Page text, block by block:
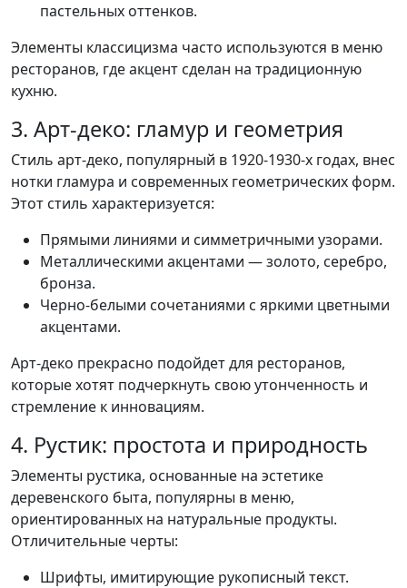
пастельных оттенков.
Элементы классицизма часто используются в меню
ресторанов, где акцент сделан на традиционную
кухню.
3. Арт-деко: гламур и геометрия
Стиль арт-деко, популярный в 1920-1930-х годах, внес
нотки гламура и современных геометрических форм.
Этот стиль характеризуется:
Прямыми линиями и симметричными узорами.
Металлическими акцентами — золото, серебро,
бронза.
Черно-белыми сочетаниями с яркими цветными
акцентами.
Арт-деко прекрасно подойдет для ресторанов,
которые хотят подчеркнуть свою утонченность и
стремление к инновациям.
4. Рустик: простота и природность
Элементы рустика, основанные на эстетике
деревенского быта, популярны в меню,
ориентированных на натуральные продукты.
Отличительные черты:
Шрифты, имитирующие рукописный текст.